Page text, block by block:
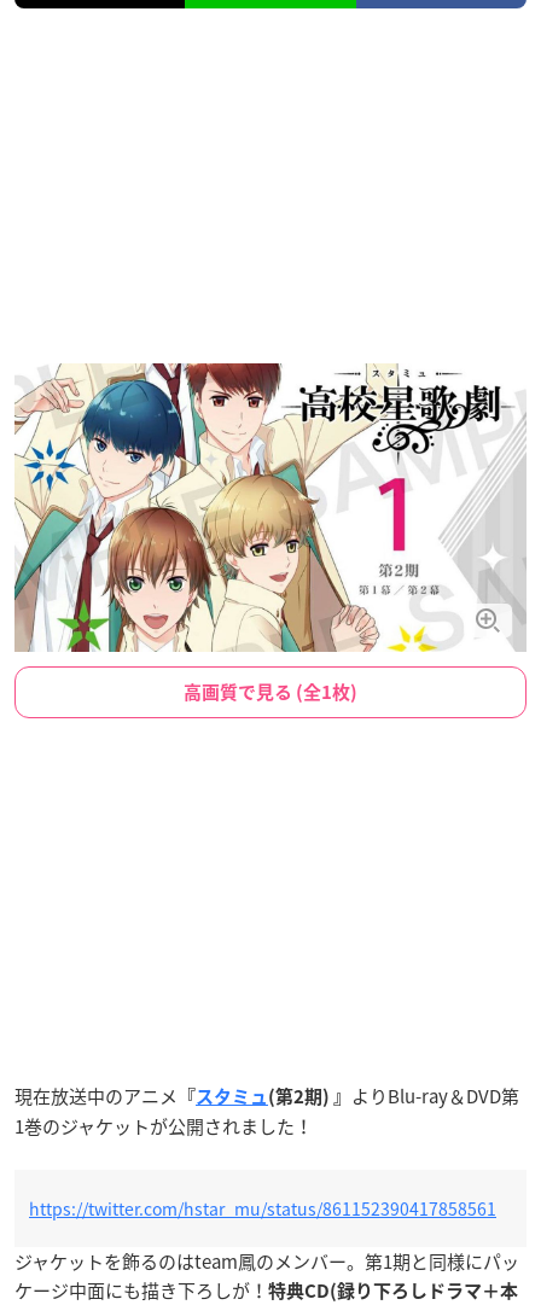
高画質で見る (全1枚)
現在放送中のアニメ 『スタミュ (第2期) 』
よりBlu-ray＆DVD第
1巻のジャケットが公開されました！
https://twitter.com/hstar_mu/status/861152390417858561
ジャケットを飾るのはteam鳳のメンバー。第1期と同様にパッ
ケージ中面にも描き下ろしが！ 特典CD(録り下ろしドラマ＋本